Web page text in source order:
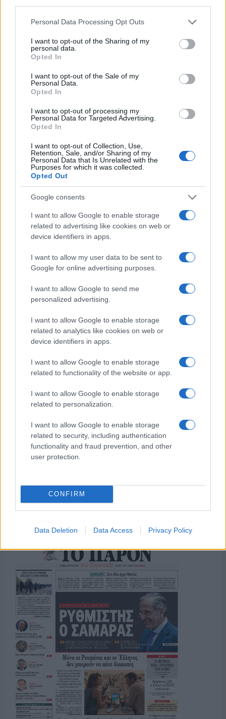
Please note that this website/app uses one or more Google
not limited to your visit or usage behaviour. You may click to
grant or deny consent to Google and its third-party tags to
use your data for below specified purposes in below Google
consent section.
Personal Data Processing Opt Outs
I want to opt-out of the Sharing of my
personal data.
Opted In
I want to opt-out of the Sale of my
Personal Data.
Opted In
I want to opt-out of processing my
Personal Data for Targeted Advertising.
Opted In
I want to opt-out of Collection, Use,
Retention, Sale, and/or Sharing of my
Personal Data that Is Unrelated with the
Purposes for which it was collected.
Opted Out
Google consents
I want to allow Google to enable storage
related to advertising like cookies on web or
device identifiers in apps.
I want to allow my user data to be sent to
Google for online advertising purposes.
I want to allow Google to send me
personalized advertising.
I want to allow Google to enable storage
related to analytics like cookies on web or
device identifiers in apps.
I want to allow Google to enable storage
related to functionality of the website or app.
I want to allow Google to enable storage
related to personalization.
I want to allow Google to enable storage
related to security, including authentication
functionality and fraud prevention, and other
user protection.
CONFIRM
Data Deletion Data Access Privacy Policy
Η ΣΤΗΛΗ ΜΑΣ
της Ζωής μας
το ελληνικό καλοκαίρι και ένας
πολιτισμός που μας ενώνει κάθε μέρα.
ΟΣΑ ΧΡΕΙΑΖΕΣΑΙ
ΓΙΑ ΤΟ ΚΑΛΟΚΑΙΡΙ ΣΟΥ →
ΤΟ ΠΑΡΟΝ ΤΗΣ ΚΥΡΙΑΚΗΣ